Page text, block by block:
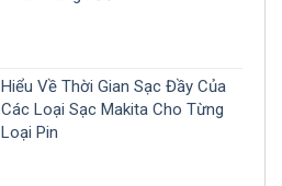
Hiểu Về Thời Gian Sạc Đầy Của
Các Loại Sạc Makita Cho Từng
Loại Pin